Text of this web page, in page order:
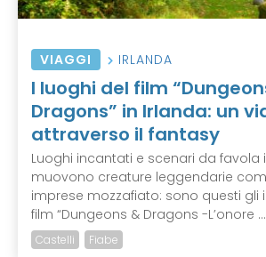
VIAGGI IRLANDA
I luoghi del film
Dragons” in Irlanda: un
attraverso il fantasy
Luoghi incantati e scenari da favola
muovono creature leggendarie
imprese mozzafiato: sono questi gli
film “Dungeons & Dragons -L’onore ...
Castelli Fiabe